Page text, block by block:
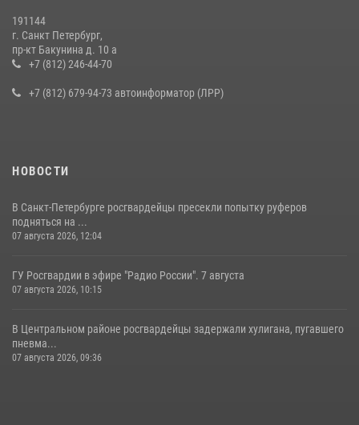
В Ленобласти сотрудники Росгвардии провели встречу с
воспитанниками детского клуба «Умные каникулы»
191144
г. Санкт Петербург,
пр-кт Бакунина д. 10 а
+7 (812) 246-44-70
+7 (812) 679-94-73 автоинформатор (ЛРР)
НОВОСТИ
В Санкт-Петербурге росгвардейцы пресекли попытку руферов
подняться на ...
07 августа 2026, 12:04
ГУ Росгвардии в эфире "Радио России". 7 августа
07 августа 2026, 10:15
В Центральном районе росгвардейцы задержали хулигана, пугавшего
пневма...
07 августа 2026, 09:36